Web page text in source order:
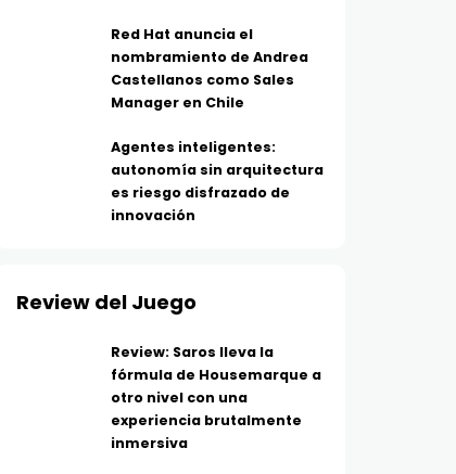
Red Hat anuncia el
nombramiento de Andrea
Castellanos como Sales
Manager en Chile
Agentes inteligentes:
autonomía sin arquitectura
es riesgo disfrazado de
innovación
Review del Juego
Review: Saros lleva la
fórmula de Housemarque a
otro nivel con una
experiencia brutalmente
inmersiva